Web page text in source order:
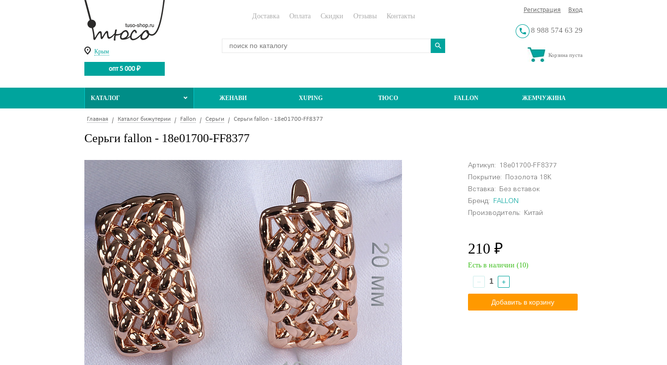
Крым
опт 5 000 ₽
Регистрация Вход
8 988 574 63 29
Корзина пуста
Доставка Оплата Скидки Отзывы Контакты
КАТАЛОГ ЖЕНАВИ XUPING ТЮСО FALLON ЖЕМЧУЖИНА
Главная Каталог бижутерии Fallon Серьги Серьги fallon - 18e01700-FF8377
Серьги fallon - 18e01700-FF8377
Артикул:
18e01700-FF8377
Покрытие: Позолота 18К
Вставка: Без вставок
Бренд:
FALLON
Производитель: Китай
210 ₽
Есть в наличии (10)
− +